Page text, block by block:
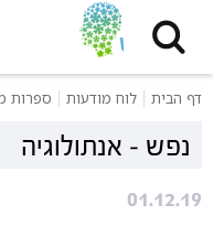
דף הבית לוח מודעות ספרות
נפש – אנתולוגיה
01.12.19